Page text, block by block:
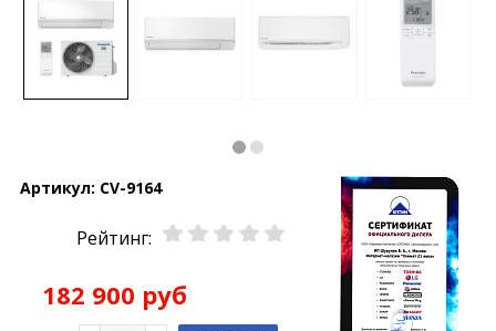
Артикул: CV-9164
Рейтинг:
182 900 руб